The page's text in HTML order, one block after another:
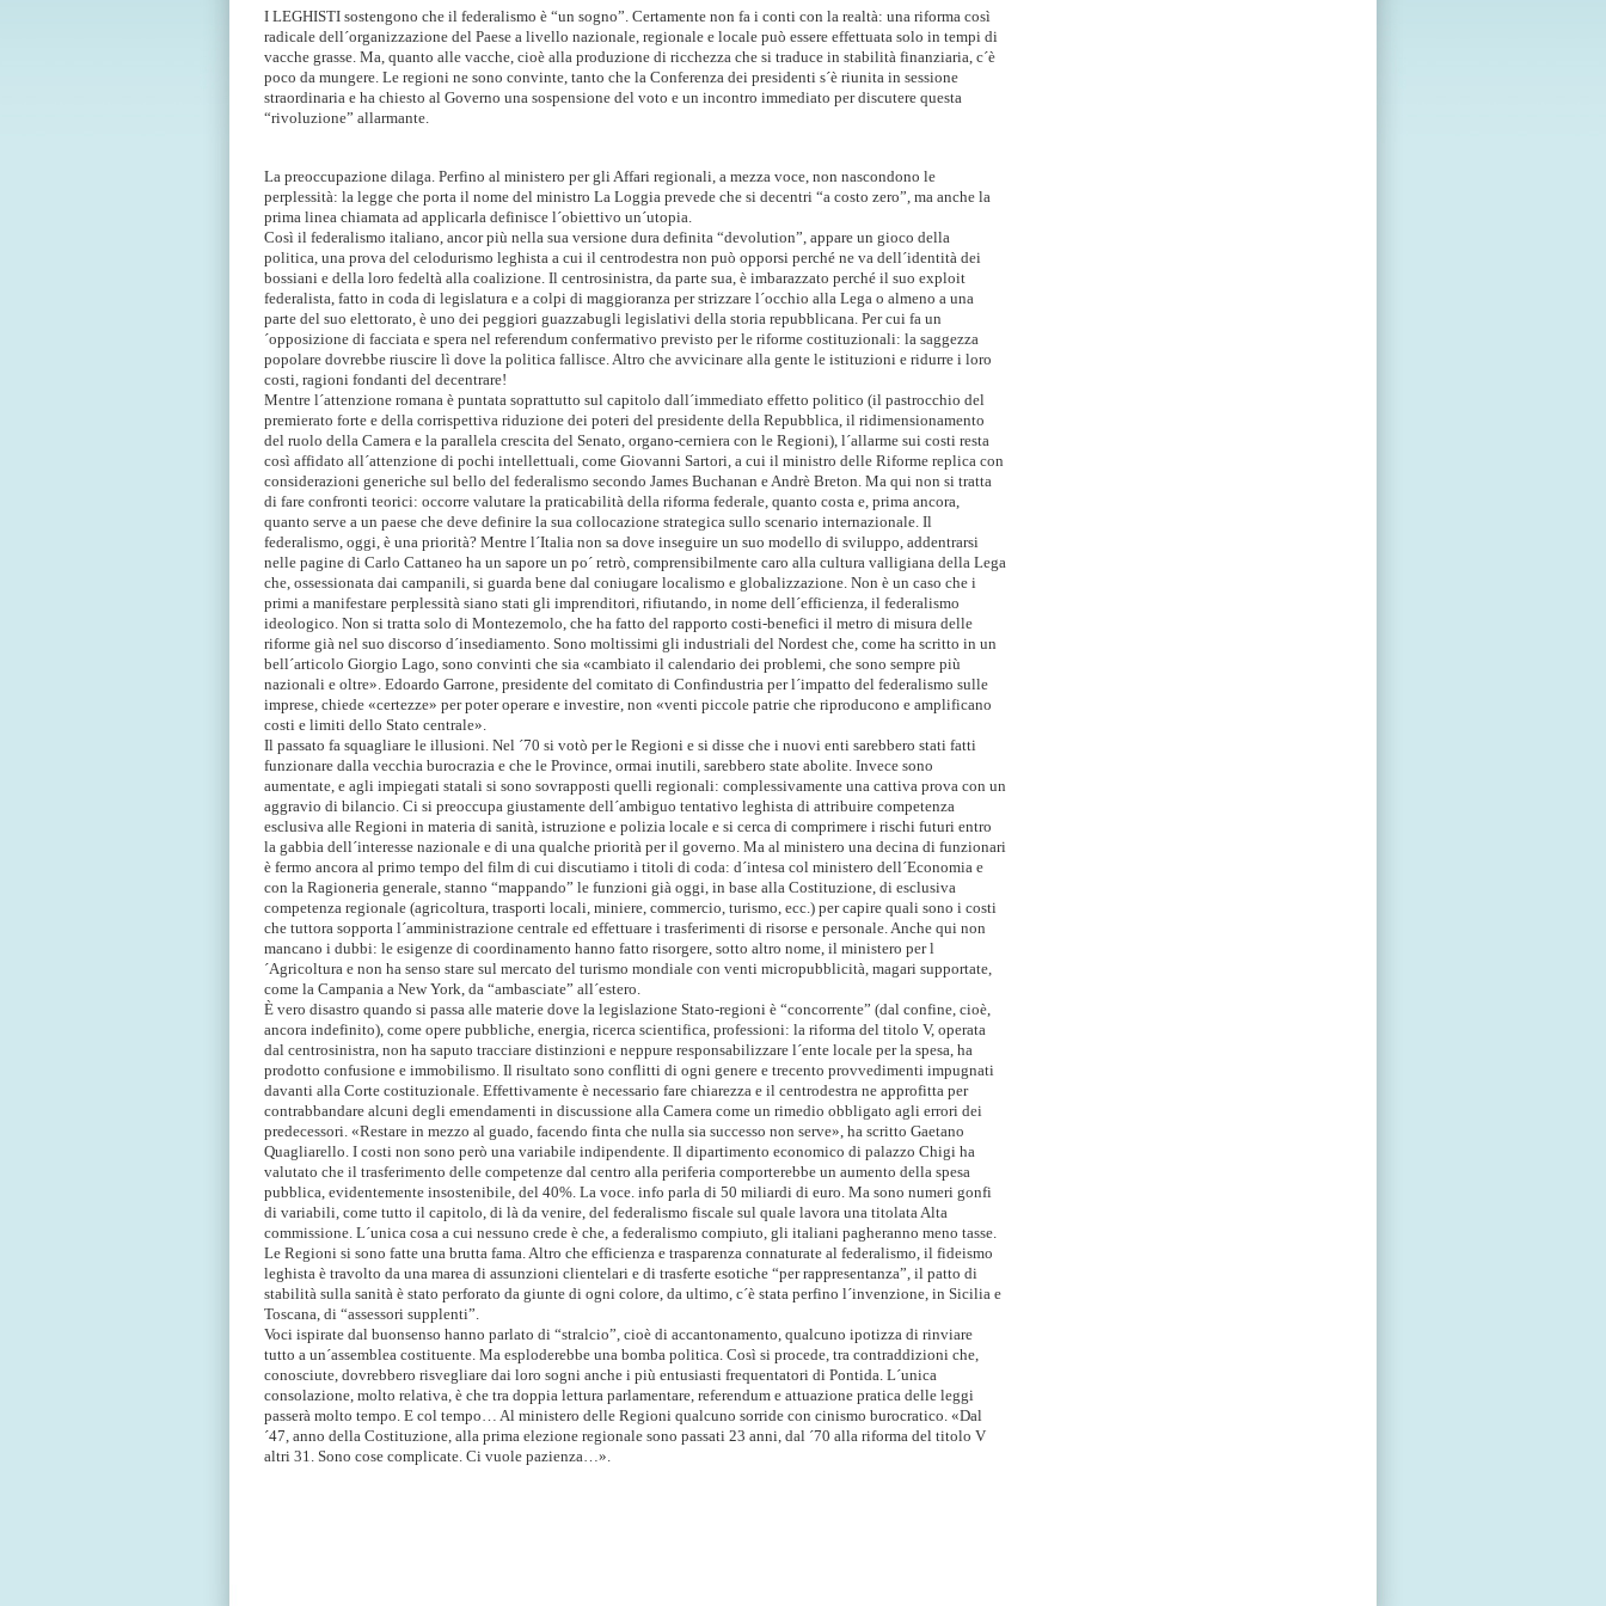
I LEGHISTI sostengono che il federalismo è “un sogno”. Certamente non fa i conti con la realtà: una riforma così
radicale dell´organizzazione del Paese a livello nazionale, regionale e locale può essere effettuata solo in tempi di
vacche grasse. Ma, quanto alle vacche, cioè alla produzione di ricchezza che si traduce in stabilità finanziaria, c´è
poco da mungere. Le regioni ne sono convinte, tanto che la Conferenza dei presidenti s´è riunita in sessione
straordinaria e ha chiesto al Governo una sospensione del voto e un incontro immediato per discutere questa
“rivoluzione” allarmante.
La preoccupazione dilaga. Perfino al ministero per gli Affari regionali, a mezza voce, non nascondono le
perplessità: la legge che porta il nome del ministro La Loggia prevede che si decentri “a costo zero”, ma anche la
prima linea chiamata ad applicarla definisce l´obiettivo un´utopia.
Così il federalismo italiano, ancor più nella sua versione dura definita “devolution”, appare un gioco della
politica, una prova del celodurismo leghista a cui il centrodestra non può opporsi perché ne va dell´identità dei
bossiani e della loro fedeltà alla coalizione. Il centrosinistra, da parte sua, è imbarazzato perché il suo exploit
federalista, fatto in coda di legislatura e a colpi di maggioranza per strizzare l´occhio alla Lega o almeno a una
parte del suo elettorato, è uno dei peggiori guazzabugli legislativi della storia repubblicana. Per cui fa un
´opposizione di facciata e spera nel referendum confermativo previsto per le riforme costituzionali: la saggezza
popolare dovrebbe riuscire lì dove la politica fallisce. Altro che avvicinare alla gente le istituzioni e ridurre i loro
costi, ragioni fondanti del decentrare!
Mentre l´attenzione romana è puntata soprattutto sul capitolo dall´immediato effetto politico (il pastrocchio del
premierato forte e della corrispettiva riduzione dei poteri del presidente della Repubblica, il ridimensionamento
del ruolo della Camera e la parallela crescita del Senato, organo-cerniera con le Regioni), l´allarme sui costi resta
così affidato all´attenzione di pochi intellettuali, come Giovanni Sartori, a cui il ministro delle Riforme replica con
considerazioni generiche sul bello del federalismo secondo James Buchanan e Andrè Breton. Ma qui non si tratta
di fare confronti teorici: occorre valutare la praticabilità della riforma federale, quanto costa e, prima ancora,
quanto serve a un paese che deve definire la sua collocazione strategica sullo scenario internazionale. Il
federalismo, oggi, è una priorità? Mentre l´Italia non sa dove inseguire un suo modello di sviluppo, addentrarsi
nelle pagine di Carlo Cattaneo ha un sapore un po´ retrò, comprensibilmente caro alla cultura valligiana della Lega
che, ossessionata dai campanili, si guarda bene dal coniugare localismo e globalizzazione. Non è un caso che i
primi a manifestare perplessità siano stati gli imprenditori, rifiutando, in nome dell´efficienza, il federalismo
ideologico. Non si tratta solo di Montezemolo, che ha fatto del rapporto costi-benefici il metro di misura delle
riforme già nel suo discorso d´insediamento. Sono moltissimi gli industriali del Nordest che, come ha scritto in un
bell´articolo Giorgio Lago, sono convinti che sia «cambiato il calendario dei problemi, che sono sempre più
nazionali e oltre». Edoardo Garrone, presidente del comitato di Confindustria per l´impatto del federalismo sulle
imprese, chiede «certezze» per poter operare e investire, non «venti piccole patrie che riproducono e amplificano
costi e limiti dello Stato centrale».
Il passato fa squagliare le illusioni. Nel ´70 si votò per le Regioni e si disse che i nuovi enti sarebbero stati fatti
funzionare dalla vecchia burocrazia e che le Province, ormai inutili, sarebbero state abolite. Invece sono
aumentate, e agli impiegati statali si sono sovrapposti quelli regionali: complessivamente una cattiva prova con un
aggravio di bilancio. Ci si preoccupa giustamente dell´ambiguo tentativo leghista di attribuire competenza
esclusiva alle Regioni in materia di sanità, istruzione e polizia locale e si cerca di comprimere i rischi futuri entro
la gabbia dell´interesse nazionale e di una qualche priorità per il governo. Ma al ministero una decina di funzionari
è fermo ancora al primo tempo del film di cui discutiamo i titoli di coda: d´intesa col ministero dell´Economia e
con la Ragioneria generale, stanno “mappando” le funzioni già oggi, in base alla Costituzione, di esclusiva
competenza regionale (agricoltura, trasporti locali, miniere, commercio, turismo, ecc.) per capire quali sono i costi
che tuttora sopporta l´amministrazione centrale ed effettuare i trasferimenti di risorse e personale. Anche qui non
mancano i dubbi: le esigenze di coordinamento hanno fatto risorgere, sotto altro nome, il ministero per l
´Agricoltura e non ha senso stare sul mercato del turismo mondiale con venti micropubblicità, magari supportate,
come la Campania a New York, da “ambasciate” all´estero.
È vero disastro quando si passa alle materie dove la legislazione Stato-regioni è “concorrente” (dal confine, cioè,
ancora indefinito), come opere pubbliche, energia, ricerca scientifica, professioni: la riforma del titolo V, operata
dal centrosinistra, non ha saputo tracciare distinzioni e neppure responsabilizzare l´ente locale per la spesa, ha
prodotto confusione e immobilismo. Il risultato sono conflitti di ogni genere e trecento provvedimenti impugnati
davanti alla Corte costituzionale. Effettivamente è necessario fare chiarezza e il centrodestra ne approfitta per
contrabbandare alcuni degli emendamenti in discussione alla Camera come un rimedio obbligato agli errori dei
predecessori. «Restare in mezzo al guado, facendo finta che nulla sia successo non serve», ha scritto Gaetano
Quagliarello. I costi non sono però una variabile indipendente. Il dipartimento economico di palazzo Chigi ha
valutato che il trasferimento delle competenze dal centro alla periferia comporterebbe un aumento della spesa
pubblica, evidentemente insostenibile, del 40%. La voce. info parla di 50 miliardi di euro. Ma sono numeri gonfi
di variabili, come tutto il capitolo, di là da venire, del federalismo fiscale sul quale lavora una titolata Alta
commissione. L´unica cosa a cui nessuno crede è che, a federalismo compiuto, gli italiani pagheranno meno tasse.
Le Regioni si sono fatte una brutta fama. Altro che efficienza e trasparenza connaturate al federalismo, il fideismo
leghista è travolto da una marea di assunzioni clientelari e di trasferte esotiche “per rappresentanza”, il patto di
stabilità sulla sanità è stato perforato da giunte di ogni colore, da ultimo, c´è stata perfino l´invenzione, in Sicilia e
Toscana, di “assessori supplenti”.
Voci ispirate dal buonsenso hanno parlato di “stralcio”, cioè di accantonamento, qualcuno ipotizza di rinviare
tutto a un´assemblea costituente. Ma esploderebbe una bomba politica. Così si procede, tra contraddizioni che,
conosciute, dovrebbero risvegliare dai loro sogni anche i più entusiasti frequentatori di Pontida. L´unica
consolazione, molto relativa, è che tra doppia lettura parlamentare, referendum e attuazione pratica delle leggi
passerà molto tempo. E col tempo… Al ministero delle Regioni qualcuno sorride con cinismo burocratico. «Dal
´47, anno della Costituzione, alla prima elezione regionale sono passati 23 anni, dal ´70 alla riforma del titolo V
altri 31. Sono cose complicate. Ci vuole pazienza…».